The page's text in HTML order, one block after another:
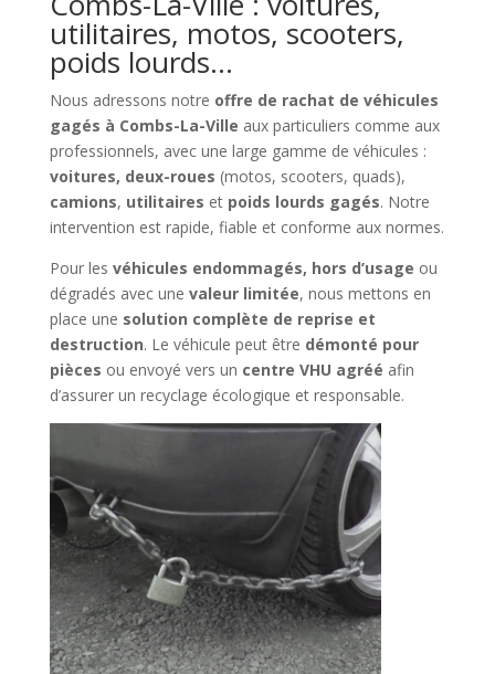
utilitaires, motos, scooters,
poids lourds…
Nous adressons notre offre de rachat de véhicules
gagés à Combs-La-Ville aux particuliers comme aux
professionnels, avec une large gamme de véhicules :
voitures, deux-roues (motos, scooters, quads),
camions, utilitaires et poids lourds gagés. Notre
intervention est rapide, fiable et conforme aux normes.
Pour les véhicules endommagés, hors d’usage ou
dégradés avec une valeur limitée, nous mettons en
place une solution complète de reprise et
destruction. Le véhicule peut être démonté pour
pièces ou envoyé vers un centre VHU agréé afin
d’assurer un recyclage écologique et responsable.